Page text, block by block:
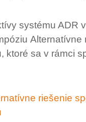
systému
ktoré sa v rámci